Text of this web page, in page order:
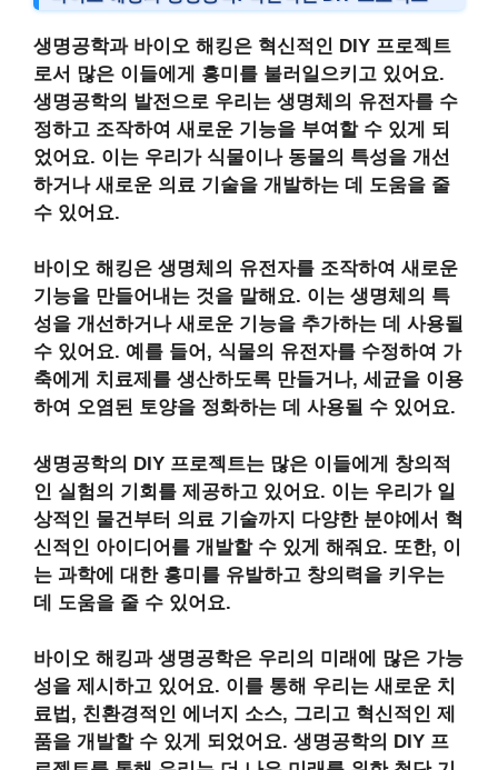
생명공학과 바이오 해킹은 혁신적인 DIY 프로젝트
로서 많은 이들에게 흥미를 불러일으키고 있어요.
생명공학의 발전 으로 우리는 생명체의 유전자를 수
정하고 조작하여 새로운 기능을 부여할 수 있게 되
었어요. 이는 우리가 식물이나 동물의 특성을 개선
하거나 새로운 의료 기술을 개발하는 데 도움을 줄
수 있어요.
바이오 해킹은 생명체의 유전자를 조작하여 새로운
기능을 만들어내는 것을 말해요. 이는 생명체의 특
성을 개선하거나 새로운 기능을 추가하는 데 사용될
수 있어요. 예를 들어, 식물의 유전자를 수정하여 가
축에게 치료제를 생산하도록 만들거나, 세균을 이용
하여 오염된 토양을 정화하는 데 사용될 수 있어요.
생명공학의 DIY 프로젝트는 많은 이들에게 창의적
인 실험의 기회를 제공하고 있어요. 이는 우리가 일
상적인 물건부터 의료 기술까지 다양한 분야에서 혁
신적인 아이디어를 개발할 수 있게 해줘요. 또한, 이
는 과학에 대한 흥미를 유발하고 창의력을 키우는
데 도움을 줄 수 있어요.
바이오 해킹과 생명공학은 우리의 미래에 많은 가능
성을 제시하고 있어요. 이를 통해 우리는 새로운 치
료법, 친환경적인 에너지 소스, 그리고 혁신적인 제
품을 개발할 수 있게 되었어요. 생명공학의 DIY 프